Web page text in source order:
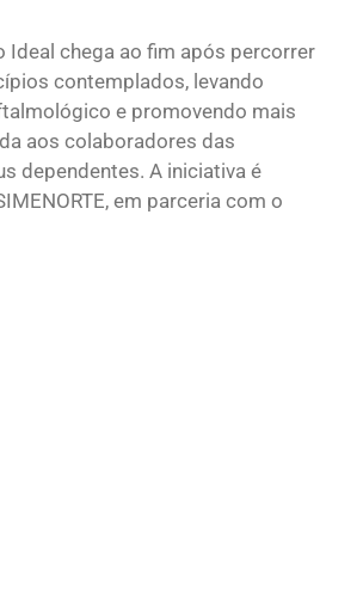
Ideal chega ao fim após percorrer
contemplados, levando
e promovendo mais
aos colaboradores das
dependentes. A iniciativa é
em parceria com o